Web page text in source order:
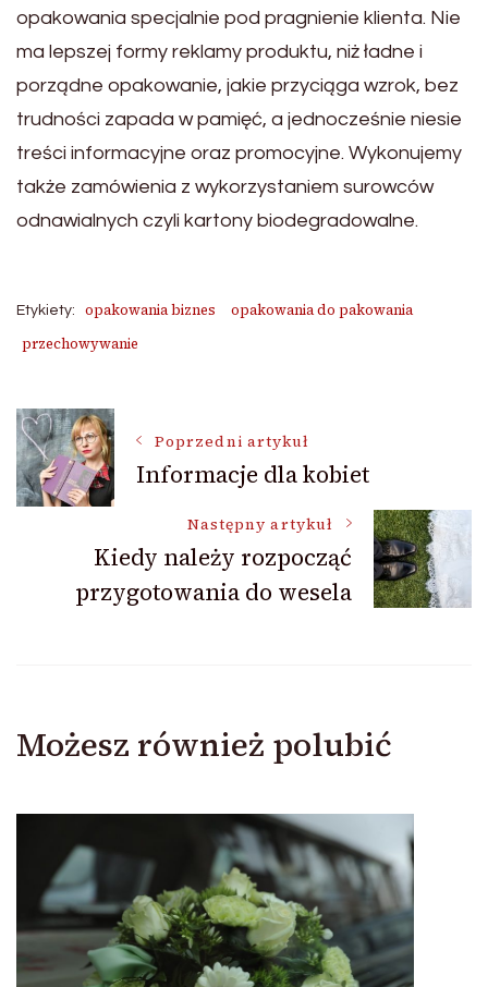
opakowania specjalnie pod pragnienie klienta. Nie
ma lepszej formy reklamy produktu, niż ładne i
porządne opakowanie, jakie przyciąga wzrok, bez
trudności zapada w pamięć, a jednocześnie niesie
treści informacyjne oraz promocyjne. Wykonujemy
także zamówienia z wykorzystaniem surowców
odnawialnych czyli kartony biodegradowalne.
Etykiety: opakowania biznes
opakowania do pakowania
przechowywanie
Nawigacja
wpisu
Poprzedni artykuł
Informacje dla kobiet
Następny artykuł
Kiedy należy rozpocząć
przygotowania do wesela
Możesz również polubić